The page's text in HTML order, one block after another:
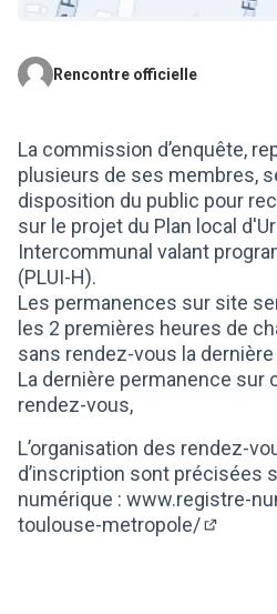
(Lien externe)
Rencontre officielle
La commission d’enquête,
plusieurs de ses membres,
disposition du public pour
sur le projet du Plan local
Intercommunal valant
(PLUI-H).
Les permanences sur site
les 2 premières heures de
sans rendez-vous la dernière
La dernière permanence sur
rendez-vous,
L’organisation des rendez-
d’inscription sont précisées
numérique : www.registre-
toulouse-metropole/